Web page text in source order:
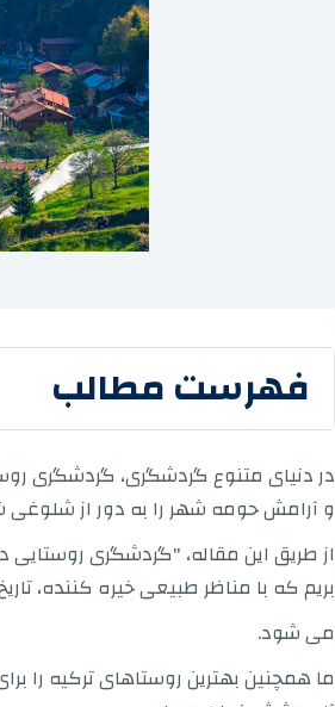
فهرست مطالب
در دنیای متنوع گردشگری، گردشگری
و آرامش حومه شهر را به دور از
از طریق این مقاله، "گردشگری روستایی
بریم که با مناظر طبیعی خیره کننده،
می شود.
ما همچنین بهترین روستاهای ترکیه را